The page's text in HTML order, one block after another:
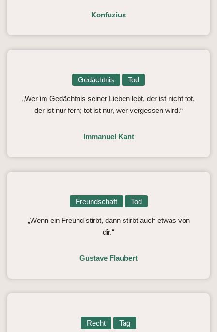
Konfuzius
Gedächtnis Tod
„Wer im Gedächtnis seiner Lieben lebt, der ist nicht tot,
der ist nur fern; tot ist nur, wer vergessen wird.“
Immanuel Kant
Freundschaft Tod
„Wenn ein Freund stirbt, dann stirbt auch etwas von
dir.“
Gustave Flaubert
Recht Tag